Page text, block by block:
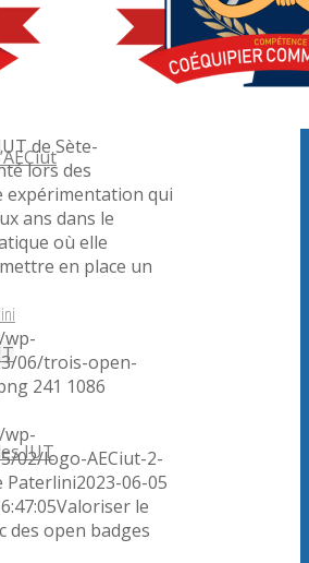
IUT
de Sète-
lors des
expérimentation qui
ans dans le
où elle
en place un
wp-
06/trois-open-
241 1086
wp-
02/logo-AECiut-2-
Paterlini2023-06-05
Valoriser le
des open badges